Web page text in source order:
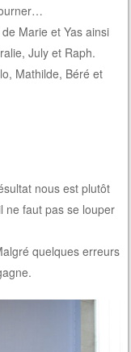
Marie et Yas ainsi
July et Raph.
Mathilde, Béré et
nous est plutôt
ne faut pas se louper
quelques erreurs